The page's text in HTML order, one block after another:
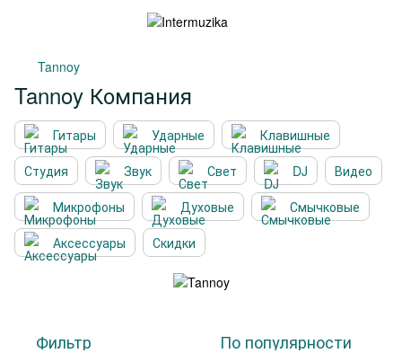
Tannoy
Tannoy Компания
Гитары Ударные
Клавишные
Студия
Звук Свет DJ
Видео
Микрофоны
Духовые
Смычковые
Аксессуары
Скидки
Фильтр По популярности